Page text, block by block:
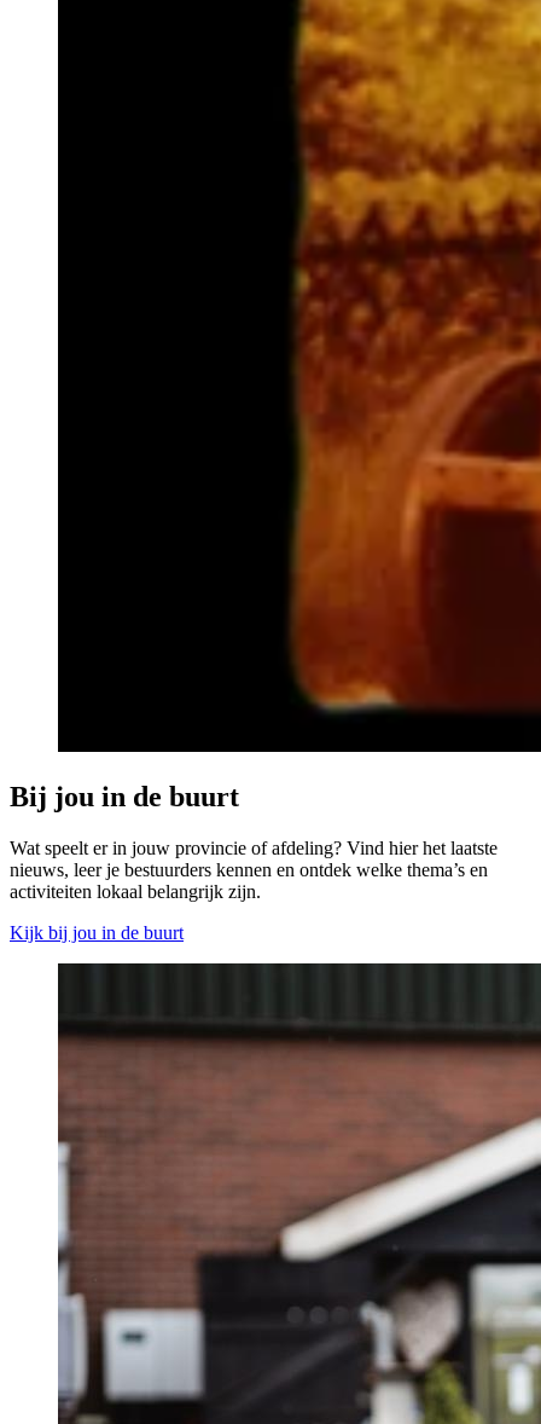
Bij jou in de buurt
Wat speelt er in jouw provincie of afdeling? Vind hier het laatste
nieuws, leer je bestuurders kennen en ontdek welke thema’s en
activiteiten lokaal belangrijk zijn.
Kijk bij jou in de buurt